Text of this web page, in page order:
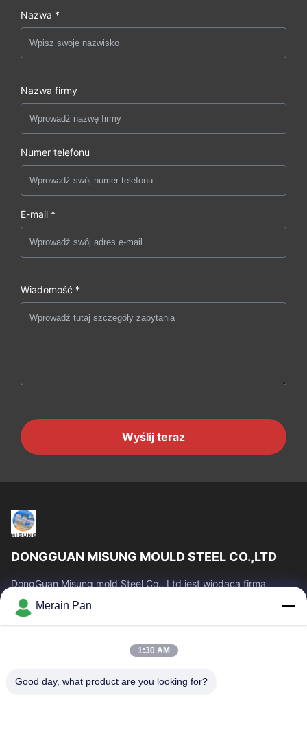
Nazwa *
Nazwa firmy
Numer telefonu
E-mail *
Wiadomość *
Wyślij teraz
DONGGUAN MISUNG MOULD STEEL CO.,LTD
DongGuan Misung mold Steel Co., Ltd jest wiodącą firmą
dostarczającą stal matrycową z tworzywa sztucznego, stal do
pracy na gorąco, stal do pracy...
Szybkie Linki
Produkty
Pokaz VR
O Nas
Merain Pan
1:30 AM
Good day, what product are you looking for?